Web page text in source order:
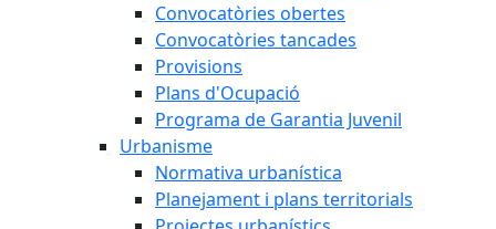
Convocatòries obertes
Convocatòries tancades
Provisions
Plans d'Ocupació
Programa de Garantia Juvenil
Urbanisme
Normativa urbanística
Planejament i plans territorials